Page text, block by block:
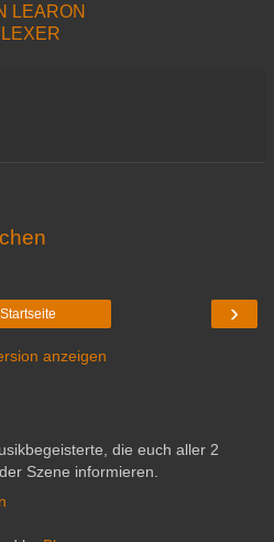
LEARON
›
Startseite
anzeigen
die euch aller 2
Szene informieren.